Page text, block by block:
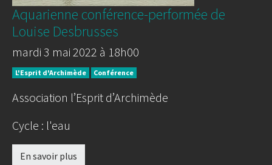
Aquarienne conférence-performée de
Louise Desbrusses
mardi 3 mai 2022 à 18h00
L'Esprit d'Archimède Conférence
Association l’Esprit d’Archimède
Cycle : l'eau
En savoir plus